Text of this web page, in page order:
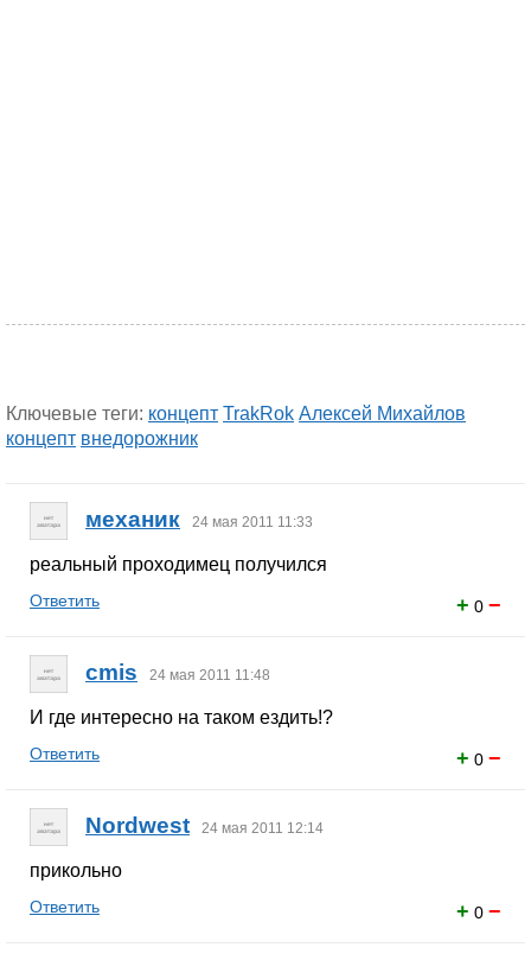
Ключевые теги: концепт TrakRok Алексей Михайлов
концепт внедорожник
механик 24 мая 2011 11:33
реальный проходимец получился
+ 0 −
Ответить
cmis 24 мая 2011 11:48
И где интересно на таком ездить!?
+ 0 −
Ответить
Nordwest 24 мая 2011 12:14
прикольно
+ 0 −
Ответить